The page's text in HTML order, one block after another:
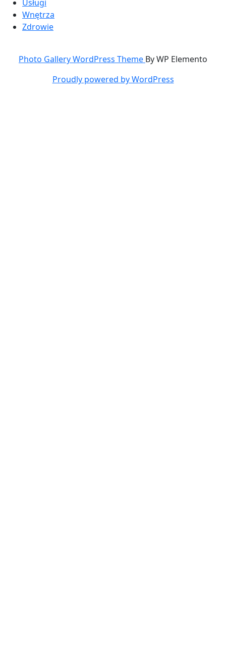
Usługi
Wnętrza
Zdrowie
Photo Gallery WordPress Theme By WP Elemento
Proudly powered by WordPress